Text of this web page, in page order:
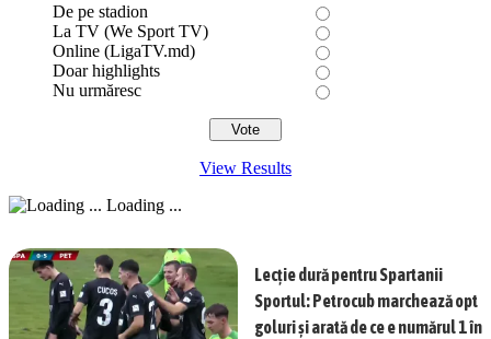
De pe stadion
La TV (We Sport TV)
Online (LigaTV.md)
Doar highlights
Nu urmăresc
View Results
Loading ...
Lecție dură pentru Spartanii
Sportul: Petrocub marchează opt
goluri și arată de ce e numărul 1 în